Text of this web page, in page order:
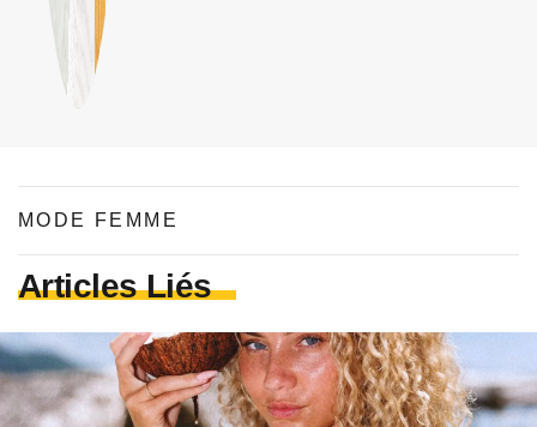
MODE FEMME
Articles Liés